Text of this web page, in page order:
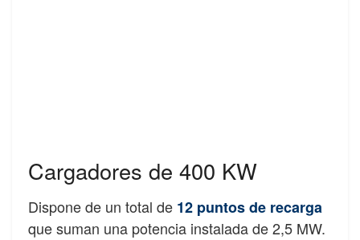
Cargadores de 400 KW
Dispone de un total de 12 puntos de recarga
que suman una potencia instalada de 2,5 MW.